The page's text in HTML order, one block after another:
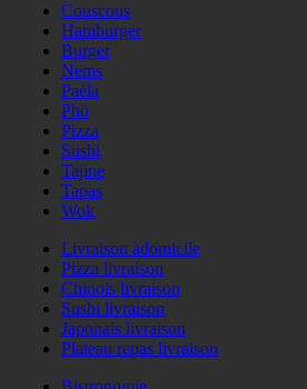
Couscous
Hamburger
Burger
Nems
Paëla
Phö
Pizza
Sushi
Tajine
Tapas
Wok
Livraison àdomicile
Pizza livraison
Chinois livraison
Sushi livraison
Japonais livraison
Plateau repas livraison